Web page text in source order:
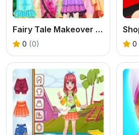
Fairy Tale Makeover Party
0 (0) 0